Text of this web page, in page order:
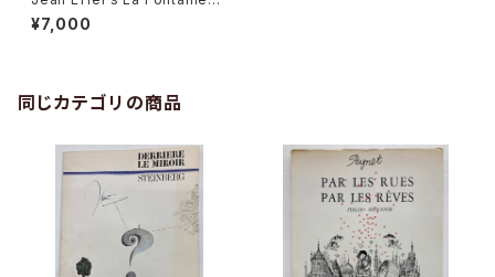
1954年 Rowohlt
¥7,000
同じカテゴリの商品